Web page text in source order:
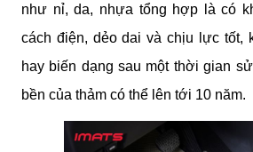
như nỉ, da, nhựa tổng hợp là có
cách điện, dẻo dai và chịu lực tốt,
hay biến dạng sau một thời gian
bền của thảm có thể lên tới 10 năm.